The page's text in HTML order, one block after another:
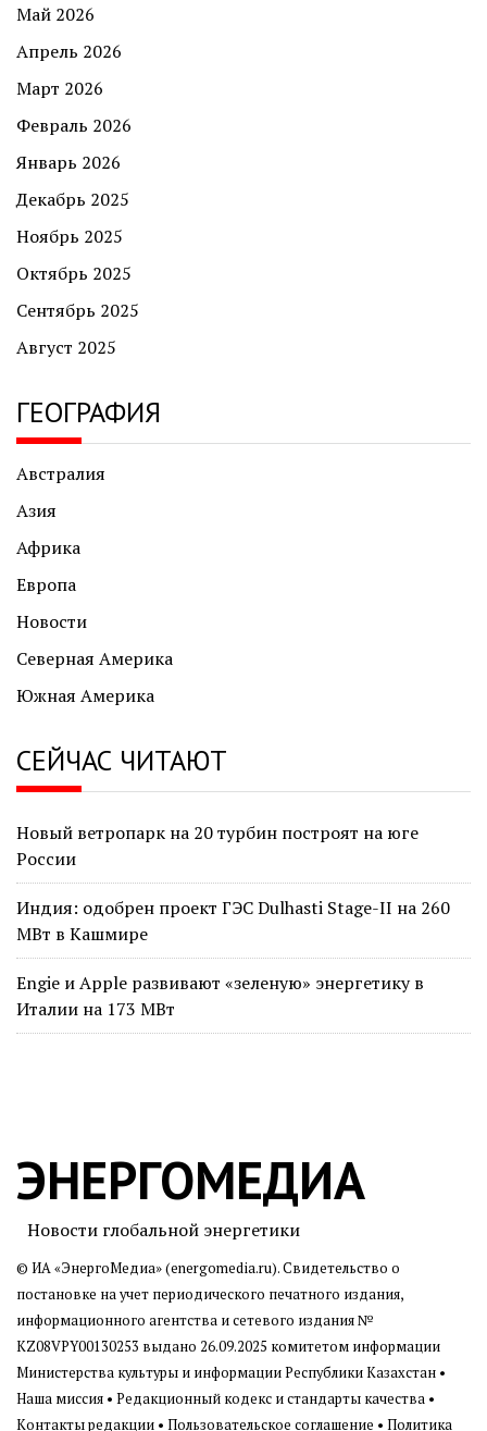
Май 2026
Апрель 2026
Март 2026
Февраль 2026
Январь 2026
Декабрь 2025
Ноябрь 2025
Октябрь 2025
Сентябрь 2025
Август 2025
ГЕОГРАФИЯ
Австралия
Азия
Африка
Европа
Новости
Северная Америка
Южная Америка
СЕЙЧАС ЧИТАЮТ
Новый ветропарк на 20 турбин построят на юге
России
Индия: одобрен проект ГЭС Dulhasti Stage-II на 260
МВт в Кашмире
Engie и Apple развивают «зеленую» энергетику в
Италии на 173 МВт
ЭНЕРГОМЕДИА
Новости глобальной энергетики
© ИА «ЭнергоМедиа» (energomedia.ru). Свидетельство о
постановке на учет периодического печатного издания,
информационного агентства и сетевого издания №
KZ08VPY00130253 выдано 26.09.2025 комитетом информации
Министерства культуры и информации Республики Казахстан •
Наша миссия • Редакционный кодекс и стандарты качества •
Контакты редакции • Пользовательское соглашение • Политика